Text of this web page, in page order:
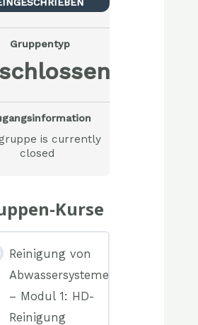
Gruppentyp
is currently
closed
Kurse
Reinigung von
Abwassersystemen
– Modul 1: HD-
Reinigung